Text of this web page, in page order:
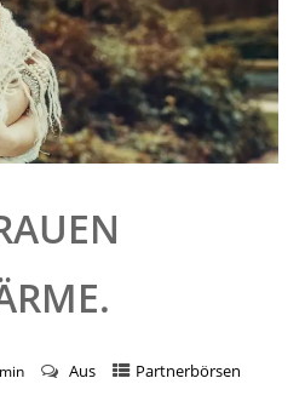
Aus Partnerbörsen